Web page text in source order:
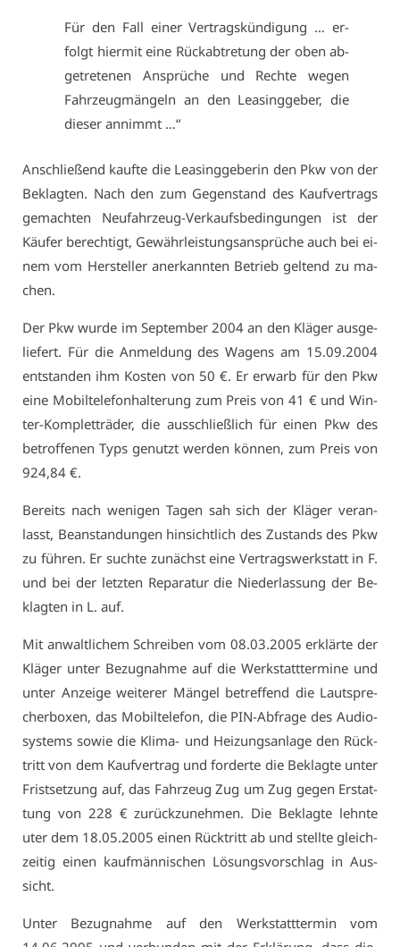
Für den Fall ei­ner Ver­trags­kün­di­gung … er­
folgt hier­mit ei­ne Rück­ab­tre­tung der oben ab­
ge­tre­te­nen An­sprü­che und Rech­te we­gen
Fahr­zeug­män­geln an den Lea­sing­ge­ber, die
die­ser an­nimmt …“
An­schlie­ßend kauf­te die Lea­sing­ge­be­rin den Pkw von der
Be­klag­ten. Nach den zum Ge­gen­stand des Kauf­ver­trags
ge­mach­ten Neu­fahr­zeug-Ver­kaufs­be­din­gun­gen ist der
Käu­fer be­rech­tigt, Ge­währ­leis­tungs­an­sprü­che auch bei ei­
nem vom Her­stel­ler an­er­kann­ten Be­trieb gel­tend zu ma­
chen.
Der Pkw wur­de im Sep­tem­ber 2004 an den Klä­ger aus­ge­
lie­fert. Für die An­mel­dung des Wa­gens am 15.09.2004
ent­stan­den ihm Kos­ten von 50 €. Er er­warb für den Pkw
ei­ne Mo­bil­te­le­fon­hal­te­rung zum Preis von 41 € und Win­
ter-Kom­plett­rä­der, die aus­schließ­lich für ei­nen Pkw des
be­trof­fe­nen Typs ge­nutzt wer­den kön­nen, zum Preis von
924,84 €.
Be­reits nach we­ni­gen Ta­gen sah sich der Klä­ger ver­an­
lasst, Be­an­stan­dun­gen hin­sicht­lich des Zu­stands des Pkw
zu füh­ren. Er such­te zu­nächst ei­ne Ver­trags­werk­statt in F.
und bei der letz­ten Re­pa­ra­tur die Nie­der­las­sung der Be­
klag­ten in L. auf.
Mit an­walt­li­chem Schrei­ben vom 08.03.2005 er­klär­te der
Klä­ger un­ter Be­zug­nah­me auf die Werk­statt­ter­mi­ne und
un­ter An­zei­ge wei­te­rer Män­gel be­tref­fend die Laut­spre­
cher­bo­xen, das Mo­bil­te­le­fon, die PIN-Ab­fra­ge des Au­dio­
sys­tems so­wie die Kli­ma- und Hei­zungs­an­la­ge den Rück­
tritt von dem Kauf­ver­trag und for­der­te die Be­klag­te un­ter
Frist­set­zung auf, das Fahr­zeug Zug um Zug ge­gen Er­stat­
tung von 228 € zu­rück­zu­neh­men. Die Be­klag­te lehn­te
uter dem 18.05.2005 ei­nen Rück­tritt ab und stell­te gleich­
zei­tig ei­nen kauf­män­ni­schen Lö­sungs­vor­schlag in Aus­
sicht.
Un­ter Be­zug­nah­me auf den Werk­statt­ter­min vom